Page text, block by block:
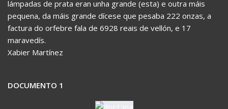
lámpadas de prata eran unha grande (esta) e outra máis
pequena, da máis grande dícese que pesaba 222 onzas, a
factura do orfebre fala de 6928 reais de vellón, e 17
maravedís.
Xabier Martínez
DOCUMENTO 1